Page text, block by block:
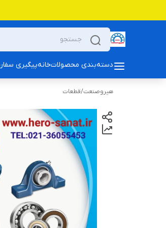
دسته‌بندی محصولاتخانهپیگیری
هیروصنعت/قطعات